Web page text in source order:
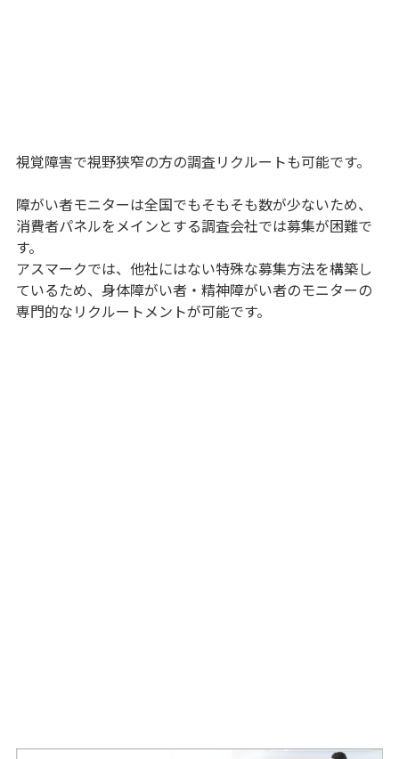
視覚障害で視野狭窄の方の調査リクルートも可能です。
障がい者モニターは全国でもそもそも数が少ないため、
消費者パネルをメインとする調査会社では募集が困難で
す。
アスマークでは、他社にはない特殊な募集方法を構築し
ているため、身体障がい者・精神障がい者のモニターの
専門的なリクルートメントが可能です。